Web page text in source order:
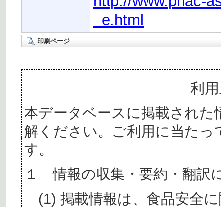
_e.html
印刷ページ
利
本データベースに掲載された
解ください。ご利用に当た
す。
１ 情報の収集・要約・翻訳
(1) 掲載情報は、食品安全